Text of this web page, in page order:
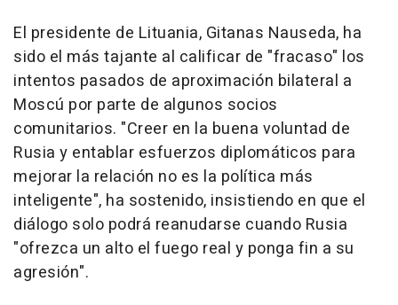
El presidente de Lituania, Gitanas Nauseda, ha
sido el más tajante al calificar de "fracaso" los
intentos pasados de aproximación bilateral a
Moscú por parte de algunos socios
comunitarios. "Creer en la buena voluntad de
Rusia y entablar esfuerzos diplomáticos para
mejorar la relación no es la política más
inteligente", ha sostenido, insistiendo en que el
diálogo solo podrá reanudarse cuando Rusia
"ofrezca un alto el fuego real y ponga fin a su
agresión".